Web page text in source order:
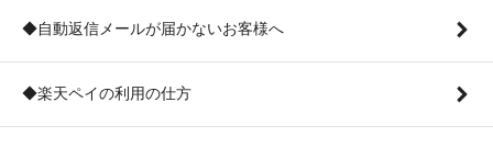
◆自動返信メールが届かないお客様へ
◆楽天ペイの利用の仕方